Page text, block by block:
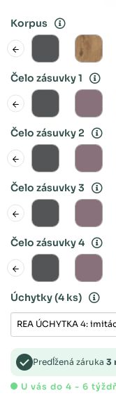
Korpus
Čelo zásuvky 1
Čelo zásuvky 2
Čelo zásuvky 3
Čelo zásuvky 4
Úchytky(4 ks)
Predĺžená záruka 3
U vás do 4 - 6